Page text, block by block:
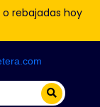
o rebajadas hoy